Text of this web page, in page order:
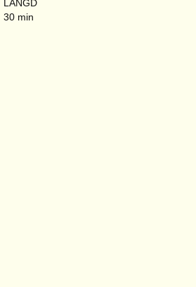
LÄNGD
30 min